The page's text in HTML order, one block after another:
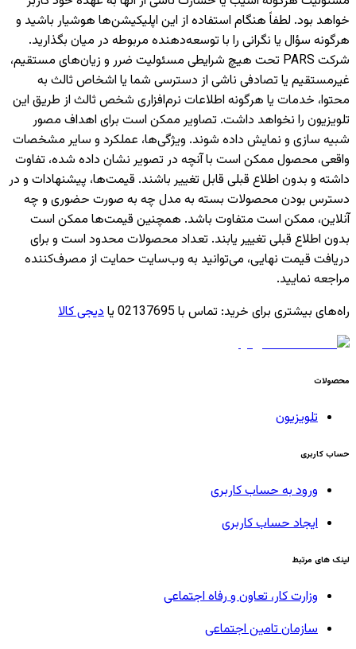
خواهد بود. لطفاً هنگام استفاده از این اپلیکیشن‌ها هوشیار باشید و
هرگونه سؤال یا نگرانی را با توسعه‌دهنده مربوطه در میان بگذارید.
شرکت PARS تحت هیچ شرایطی مسئولیت ضرر و زیان‌های مستقیم،
غیرمستقیم یا تصادفی ناشی از دسترسی شما یا اشخاص ثالث به
محتوا، خدمات یا هرگونه اطلاعات نرم‌افزاری شخص ثالث از طریق این
تلویزیون را نخواهد داشت. تصاویر ممکن است برای اهداف مصور
شبیه سازی و نمایش داده شوند. ویژگی‌ها، عملکرد و سایر مشخصات
واقعی محصول ممکن است با آنچه در تصویر نشان داده شده، تفاوت
داشته و بدون اطلاع قبلی قابل تغییر باشند. قیمت‌ها، پیشنهادات و در
دسترس بودن محصولات بسته به مدل چه به صورت حضوری و چه
آنلاین، ممکن است متفاوت باشد. همچنین قیمت‌ها ممکن است
بدون اطلاع قبلی تغییر یابند. تعداد محصولات محدود است و برای
دریافت قیمت نهایی، می‌توانید به وب‌سایت حمایت از مصرف‌کننده
مراجعه نمایید.
راه‌های بیشتری برای خرید: تماس با 02137695 یا دیجی کالا
محصولات
تلویزیون
حساب کاربری
ورود به حساب کاربری
ایجاد حساب کاربری
لینک های مرتبط
وزارت کار، تعاون و رفاه اجتماعی
سازمان تامین اجتماعی